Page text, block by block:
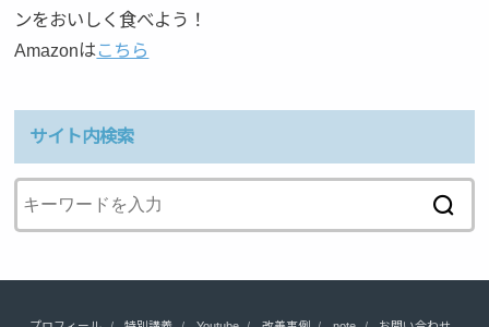
ンをおいしく食べよう！
Amazonは こちら
サイト内検索